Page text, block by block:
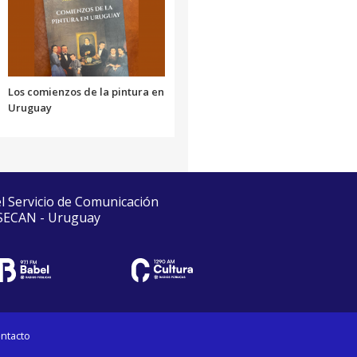
Los comienzos de la pintura en
Uruguay
de Comunicación
- Uruguay